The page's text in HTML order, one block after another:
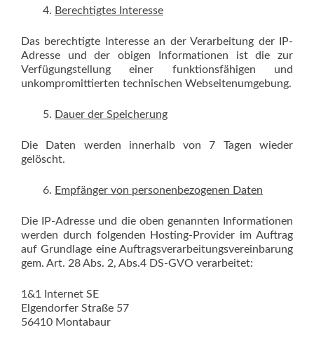
Berechtigtes Interesse
Das berechtigte Interesse an der Verarbeitung der IP-
Adresse und der obigen Informationen ist die zur
Verfügungstellung einer funktionsfähigen und
unkompromittierten technischen Webseitenumgebung.
Dauer der Speicherung
Die Daten werden innerhalb von 7 Tagen wieder
gelöscht.
Empfänger von personenbezogenen Daten
Die IP-Adresse und die oben genannten Informationen
werden durch folgenden Hosting-Provider im Auftrag
auf Grundlage eine Auftragsverarbeitungsvereinbarung
gem. Art. 28 Abs. 2, Abs.4 DS-GVO verarbeitet:
1&1 Internet SE
Elgendorfer Straße 57
56410 Montabaur